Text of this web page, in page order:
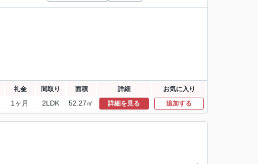
礼金 間取り 面積 詳細 お気に入り
1ヶ月 2LDK 52.27㎡ 詳細を見る 追加する